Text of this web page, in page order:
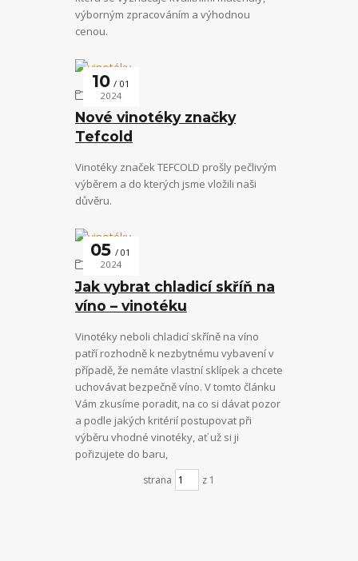
výborným zpracováním a výhodnou
cenou.
Nové vinotéky značky
Tefcold
10
01
2024
vinotéky
Vinotéky značek TEFCOLD prošly pečlivým
výběrem a do kterých jsme vložili naši
důvěru.
Jak vybrat chladicí skříň na
víno – vinotéku
05
01
2024
vinotéky
Vinotéky neboli chladicí skříně na víno
patří rozhodně k nezbytnému vybavení v
případě, že nemáte vlastní sklípek a chcete
uchovávat bezpečně víno. V tomto článku
Vám zkusíme poradit, na co si dávat pozor
a podle jakých kritérií postupovat při
výběru vhodné vinotéky, ať už si ji
pořizujete do baru,
strana z 1